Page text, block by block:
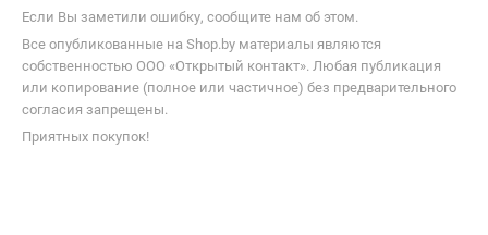
Если Вы заметили ошибку, сообщите нам об этом.
Все опубликованные на Shop.by материалы являются
собственностью ООО «Открытый контакт». Любая публикация
или копирование (полное или частичное) без предварительного
согласия запрещены.
Приятных покупок!